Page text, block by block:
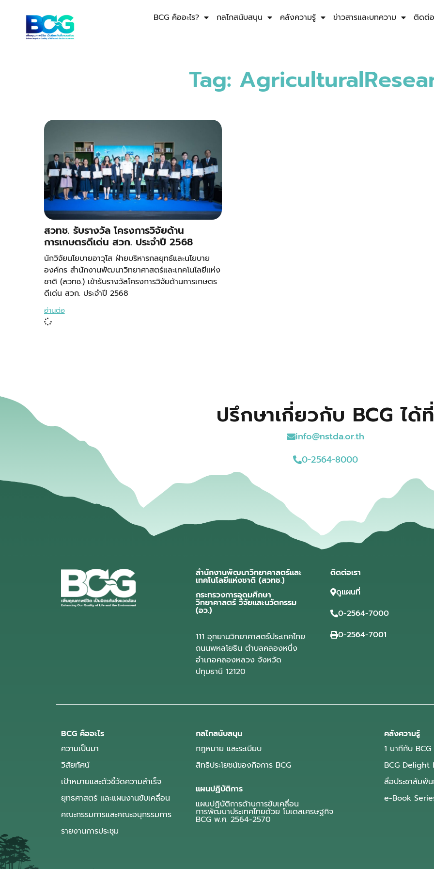
BCG คืออะไร? กลไกสนับสนุน คลังความรู้ ข่าวสารและบทความ ติดต่อ
Tag:
สวทช. รับรางวัล โครงการวิจัยด้าน
การเกษตรดีเด่น สวก. ประจำปี 2568
นักวิจัยนโยบายอาวุโส ฝ่ายบริหารกลยุทธ์และนโยบาย
องค์กร สำนักงานพัฒนาวิทยาศาสตร์และเทคโนโลยีแห่ง
ชาติ (สวทช.) เข้ารับรางวัลโครงการวิจัยด้านการเกษตร
ดีเด่น สวก. ประจำปี 2568
อ่านต่อ
ปรึกษาเกี่ยวกับ BCG ได้ที่
info@nstda.or.th
0-2564-8000
สำนักงานพัฒนาวิทยาศาสตร์และ
เทคโนโลยีแห่งชาติ (สวทช.)
กระทรวงการอุดมศึกษา
วิทยาศาสตร์ วิจัยและนวัตกรรม
(อว.)
111 อุทยานวิทยาศาสตร์ประเทศไทย
ถนนพหลโยธิน ตำบลคลองหนึ่ง
อำเภอคลองหลวง จังหวัด
ปทุมธานี 12120
ติดต่อเรา
ดูแผนที่
0-2564-7000
0-2564-7001
BCG คืออะไร
ความเป็นมา
วิสัยทัศน์
เป้าหมายและตัวชี้วัดความสำเร็จ
ยุทธศาสตร์ และแผนงานขับเคลื่อน
คณะกรรมการและคณะอนุกรรมการ
รายงานการประชุม
กลไกสนับสนุน
กฎหมาย และระเบียบ
สิทธิประโยชน์ของกิจการ BCG
แผนปฏิบัติการ
แผนปฏิบัติการด้านการขับเคลื่อน
การพัฒนาประเทศไทยด้วย โมเดลเศรษฐกิจ
BCG พ.ศ. 2564-2570
คลังความรู้
1 นาทีกับ BCG
BCG
สื่อประชาสัมพั
e-Book